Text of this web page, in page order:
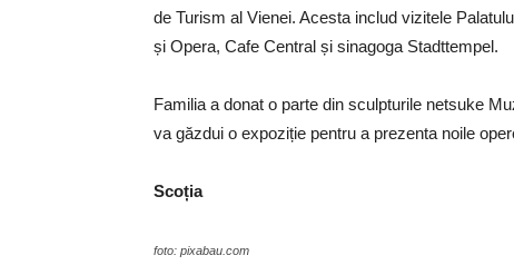
de Turism al Vienei. Acesta includ vizitele
și Opera, Cafe Central și sinagoga Stadttempel.
Familia a donat o parte din sculpturile netsuke
va găzdui o expoziție pentru a prezenta noile
Scoția
foto: pixabau.com